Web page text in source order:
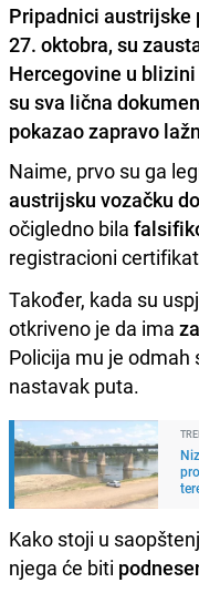
Pripadnici austrijske
27. oktobra, su
Hercegovine u
su sva lična
pokazao zapravo
Naime, prvo su ga
austrijsku vozačku
očigledno bila
registracioni
Također, kada su
otkriveno je da ima
Policija mu je odmah
nastavak puta.
Kako stoji u
njega će biti